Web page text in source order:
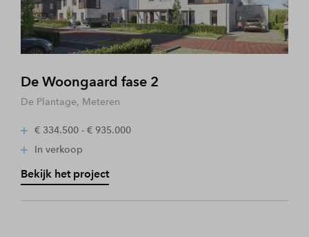
De Woongaard fase 2
De Plantage, Meteren
€ 334.500 - € 935.000
In verkoop
Bekijk het project